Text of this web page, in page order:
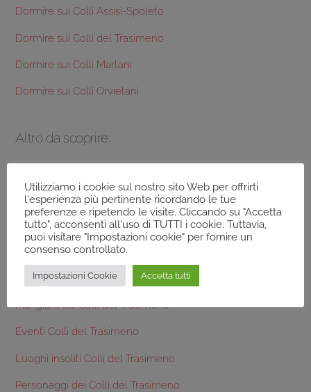
Dormire sui Colli Assisi-Spoleto
Dormire sui Colli del Trasimeno
Dormire sui Colli Martani
Dormire sui Colli Orvietani
Altro da scoprire:
Frantoi Colli del Trasimeno
Prodotti tipici Colli del Trasimeno
Aziende Agricole Colli del Trasimeno
Dormire sui Colli del Trasimeno
Mangiare sui Colli del Trasimeno
Eventi Colli del Trasimeno
Luoghi insoliti Colli del Trasimeno
Personaggi dei Colli del Trasimeno
Utilizziamo i cookie sul nostro sito Web per offrirti
l'esperienza più pertinente ricordando le tue
preferenze e ripetendo le visite. Cliccando su "Accetta
tutto", acconsenti all'uso di TUTTI i cookie. Tuttavia,
puoi visitare "Impostazioni cookie" per fornire un
consenso controllato.
Impostazioni Cookie Accetta tutti